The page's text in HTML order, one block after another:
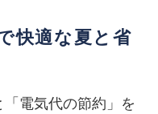
快適な夏と省
電気代の節約」を